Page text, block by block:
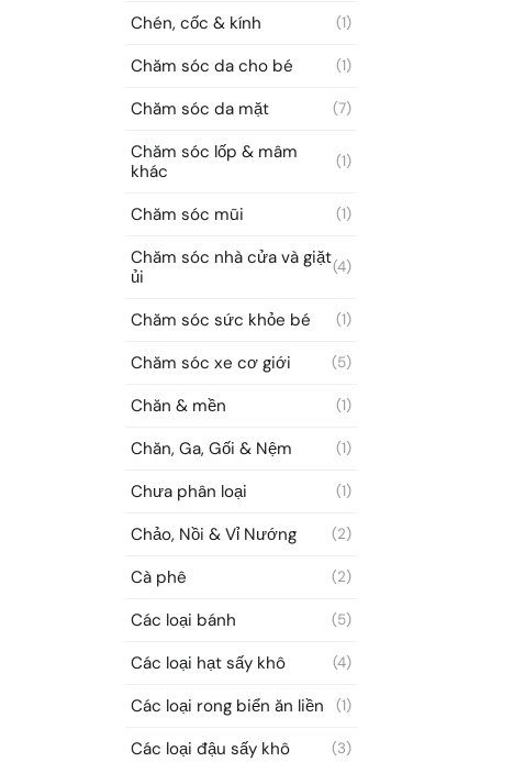
Chén, cốc & kính (1)
Chăm sóc da cho bé (1)
Chăm sóc da mặt (7)
Chăm sóc lốp & mâm
khác
(1)
Chăm sóc mũi (1)
Chăm sóc nhà cửa và giặt
ủi
(4)
Chăm sóc sức khỏe bé (1)
Chăm sóc xe cơ giới (5)
Chăn & mền (1)
Chăn, Ga, Gối & Nệm (1)
Chưa phân loại (1)
Chảo, Nồi & Vỉ Nướng (2)
Cà phê (2)
Các loại bánh (5)
Các loại hạt sấy khô (4)
Các loại rong biển ăn liền (1)
Các loại đậu sấy khô (3)